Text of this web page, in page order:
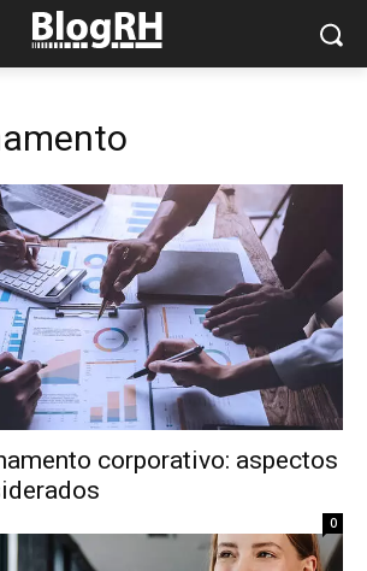
corporativo: aspectos
0